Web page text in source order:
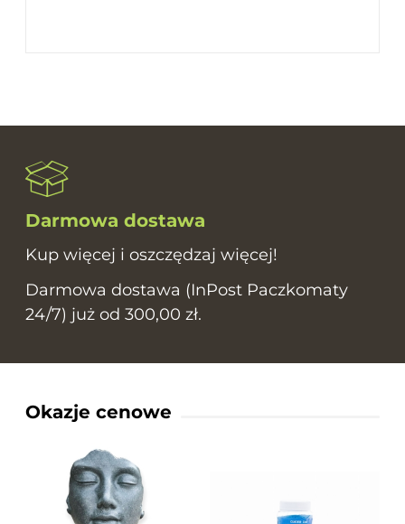
Darmowa dostawa
Kup więcej i oszczędzaj więcej!
Darmowa dostawa (InPost Paczkomaty
24/7) już od 300,00 zł.
Okazje cenowe